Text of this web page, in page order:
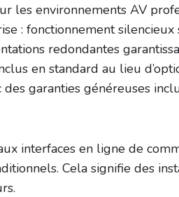
les environnements AV
: fonctionnement
redondantes
en standard au lieu
garanties généreuses
interfaces en ligne de
Cela signifie des